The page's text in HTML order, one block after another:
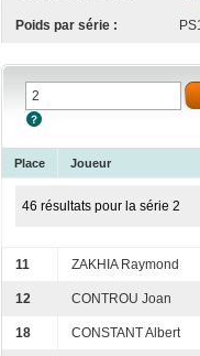
Poids par série :
Place Joueur
46 résultats pour la série 2
11 ZAKHIA Raymond
12 CONTROU Joan
18 CONSTANT Albert